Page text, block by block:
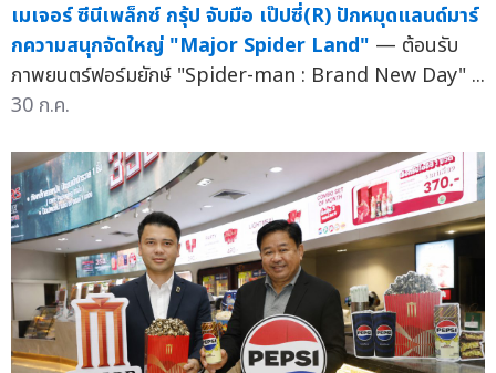
เมเจอร์ ซีนีเพล็กซ์ กรุ้ป จับมือ เป๊ปซี่(R) ปักหมุดแลนด์มาร์
กความสนุกจัดใหญ่ "Major Spider Land" — ต้อนรับ
ภาพยนตร์ฟอร์มยักษ์ "Spider-man : Brand New Day" ...
30 ก.ค.